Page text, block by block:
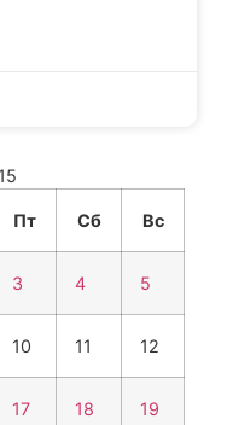
Пт Сб Вс
3 4 5
10 11 12
17 18 19